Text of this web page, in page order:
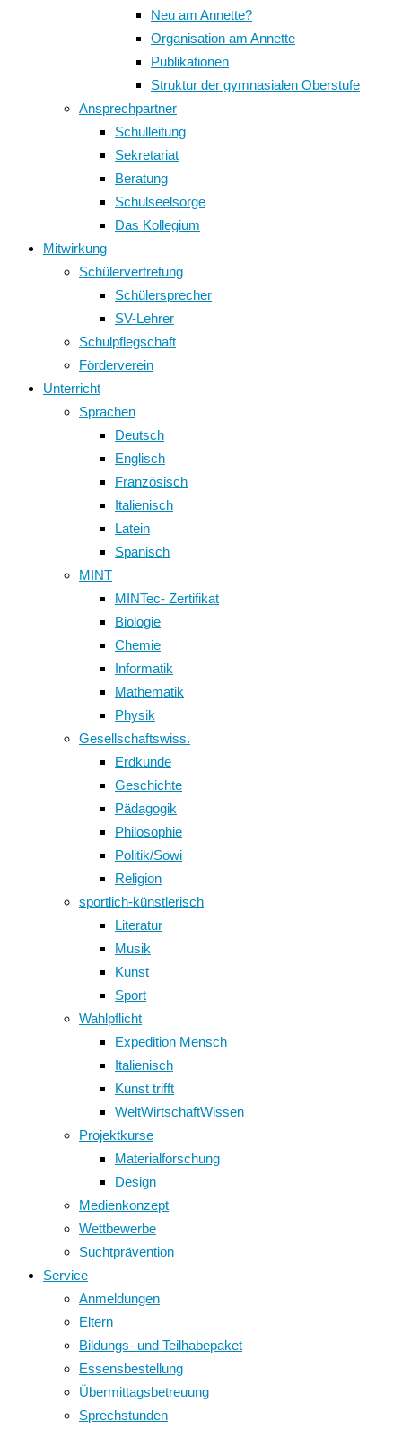
Neu am Annette?
Organisation am Annette
Publikationen
Struktur der gymnasialen Oberstufe
Ansprechpartner
Schulleitung
Sekretariat
Beratung
Schulseelsorge
Das Kollegium
Mitwirkung
Schülervertretung
Schülersprecher
SV-Lehrer
Schulpflegschaft
Förderverein
Unterricht
Sprachen
Deutsch
Englisch
Französisch
Italienisch
Latein
Spanisch
MINT
MINTec- Zertifikat
Biologie
Chemie
Informatik
Mathematik
Physik
Gesellschaftswiss.
Erdkunde
Geschichte
Pädagogik
Philosophie
Politik/Sowi
Religion
sportlich-künstlerisch
Literatur
Musik
Kunst
Sport
Wahlpflicht
Expedition Mensch
Italienisch
Kunst trifft
WeltWirtschaftWissen
Projektkurse
Materialforschung
Design
Medienkonzept
Wettbewerbe
Suchtprävention
Service
Anmeldungen
Eltern
Bildungs- und Teilhabepaket
Essensbestellung
Übermittagsbetreuung
Sprechstunden